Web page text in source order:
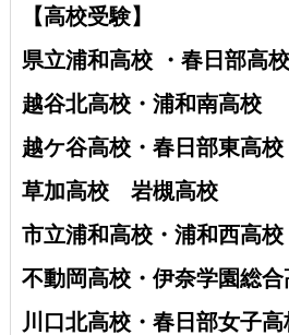
【高校受験】
県立浦和高校 ・ 春日部高校
越谷北高校・ 浦和南高校
越ケ谷高校・ 春日部東高校
草加高校 岩槻高校
市立浦和高校・浦和西高校
不動岡高校・伊奈学園総合
川口北高校・春日部女子高